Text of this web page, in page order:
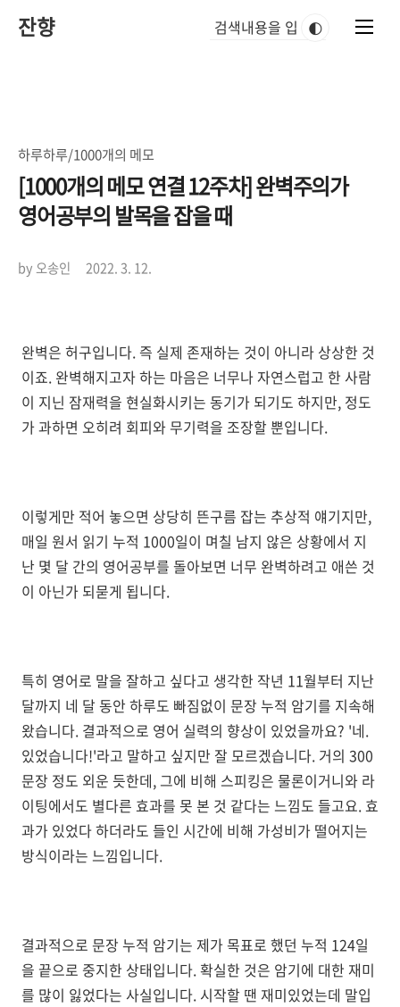
잔향 🌓
하루하루/1000개의 메모
[1000개의 메모 연결 12주차] 완벽주의가
영어공부의 발목을 잡을 때
by 오송인 2022. 3. 12.
완벽은 허구입니다. 즉 실제 존재하는 것이 아니라 상상한 것
이죠. 완벽해지고자 하는 마음은 너무나 자연스럽고 한 사람
이 지닌 잠재력을 현실화시키는 동기가 되기도 하지만, 정도
가 과하면 오히려 회피와 무기력을 조장할 뿐입니다.
이렇게만 적어 놓으면 상당히 뜬구름 잡는 추상적 얘기지만,
매일 원서 읽기 누적 1000일이 며칠 남지 않은 상황에서 지
난 몇 달 간의 영어공부를 돌아보면 너무 완벽하려고 애쓴 것
이 아닌가 되묻게 됩니다.
특히 영어로 말을 잘하고 싶다고 생각한 작년 11월부터 지난
달까지 네 달 동안 하루도 빠짐없이 문장 누적 암기를 지속해
왔습니다. 결과적으로 영어 실력의 향상이 있었을까요? '네.
있었습니다!'라고 말하고 싶지만 잘 모르겠습니다. 거의 300
문장 정도 외운 듯한데, 그에 비해 스피킹은 물론이거니와 라
이팅에서도 별다른 효과를 못 본 것 같다는 느낌도 들고요. 효
과가 있었다 하더라도 들인 시간에 비해 가성비가 떨어지는
방식이라는 느낌입니다.
결과적으로 문장 누적 암기는 제가 목표로 했던 누적 124일
을 끝으로 중지한 상태입니다. 확실한 것은 암기에 대한 재미
를 많이 잃었다는 사실입니다. 시작할 땐 재미있었는데 말입